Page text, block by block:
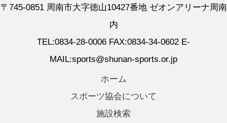
〒745-0851 周南市大字徳山10427番地 ゼオンアリーナ周南
内
TEL:0834-28-0006 FAX:0834-34-0602 E-
MAIL:sports@shunan-sports.or.jp
ホーム
スポーツ協会について
施設検索